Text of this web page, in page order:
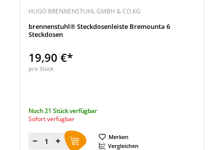
HUGO BRENNENSTUHL GMBH & CO.KG
brennenstuhl® Steckdosenleiste Bremounta 6
Steckdosen
19,90 €*
pro Stück
Noch 21 Stück verfügbar
Sofort verfügbar
Menge
Merken
Vergleichen